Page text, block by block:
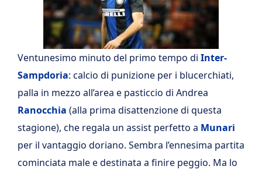
Ventunesimo minuto del primo tempo di Inter-
Sampdoria: calcio di punizione per i blucerchiati,
palla in mezzo all’area e pasticcio di Andrea
Ranocchia (alla prima disattenzione di questa
stagione), che regala un assist perfetto a Munari
per il vantaggio doriano. Sembra l’ennesima partita
cominciata male e destinata a finire peggio. Ma lo